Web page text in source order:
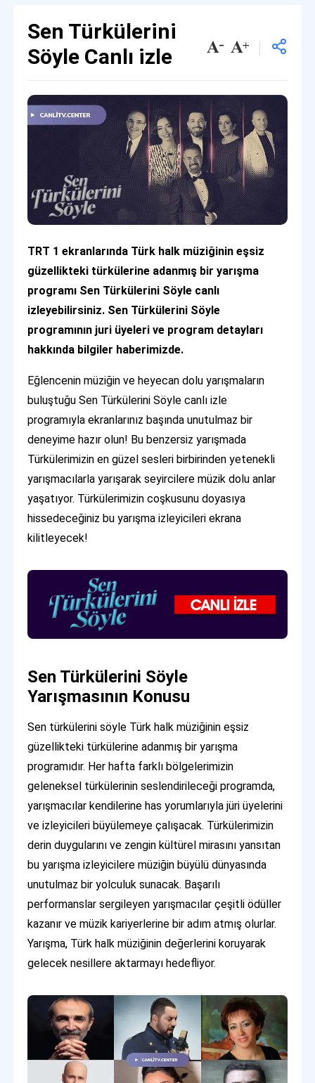
Sen Türkülerini
Söyle Canlı izle
TRT 1 ekranlarında Türk halk müziğinin eşsiz
güzellikteki türkülerine adanmış bir yarışma
programı Sen Türkülerini Söyle canlı
izleyebilirsiniz. Sen Türkülerini Söyle
programının juri üyeleri ve program detayları
hakkında bilgiler haberimizde.
Eğlencenin müziğin ve heyecan dolu yarışmaların
buluştuğu Sen Türkülerini Söyle canlı izle
programıyla ekranlarınız başında unutulmaz bir
deneyime hazır olun! Bu benzersiz yarışmada
Türkülerimizin en güzel sesleri birbirinden yetenekli
yarışmacılarla yarışarak seyircilere müzik dolu anlar
yaşatıyor. Türkülerimizin coşkusunu doyasıya
hissedeceğiniz bu yarışma izleyicileri ekrana
kilitleyecek!
Sen Türkülerini Söyle
Yarışmasının Konusu
Sen türkülerini söyle Türk halk müziğinin eşsiz
güzellikteki türkülerine adanmış bir yarışma
programıdır. Her hafta farklı bölgelerimizin
geleneksel türkülerinin seslendirileceği programda,
yarışmacılar kendilerine has yorumlarıyla jüri üyelerini
ve izleyicileri büyülemeye çalışacak. Türkülerimizin
derin duygularını ve zengin kültürel mirasını yansıtan
bu yarışma izleyicilere müziğin büyülü dünyasında
unutulmaz bir yolculuk sunacak. Başarılı
performanslar sergileyen yarışmacılar çeşitli ödüller
kazanır ve müzik kariyerlerine bir adım atmış olurlar.
Yarışma, Türk halk müziğinin değerlerini koruyarak
gelecek nesillere aktarmayı hedefliyor.